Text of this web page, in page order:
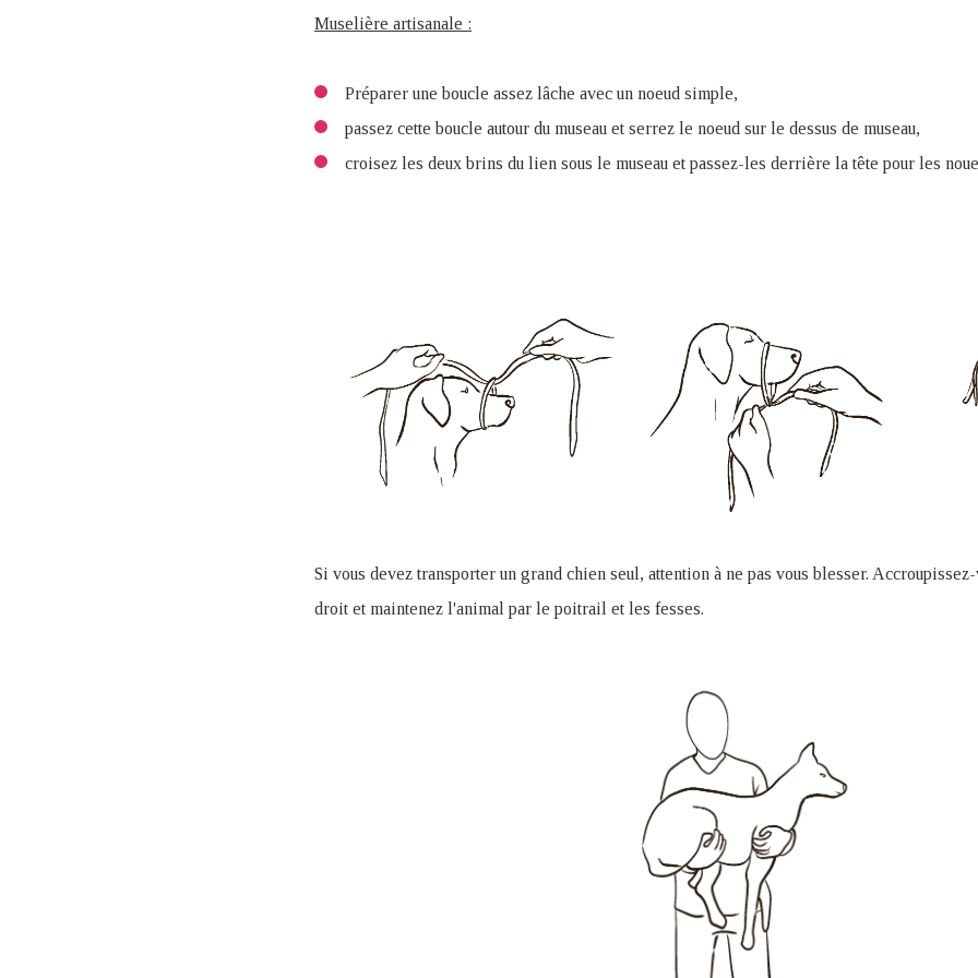
Muselière artisanale :
Préparer une boucle assez lâche avec un noeud simple,
passez cette boucle autour du museau et serrez le noeud sur le dessus de museau,
croisez les deux brins du lien sous le museau et passez-les derrière la tête pour les
Si vous devez transporter un grand chien seul, attention à ne pas vous blesser.
droit et maintenez l'animal par le poitrail et les fesses.